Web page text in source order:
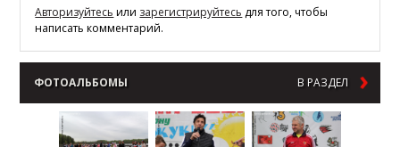
Авторизуйтесь или зарегистрируйтесь для того, чтобы
написать комментарий.
ФОТОАЛЬБОМЫ В РАЗДЕЛ